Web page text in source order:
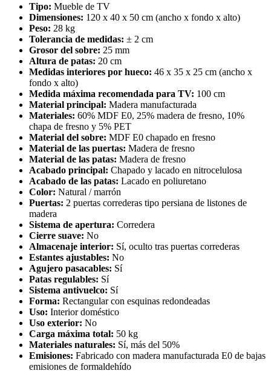
Tipo: Mueble de TV
Dimensiones: 120 x 40 x 50 cm (ancho x fondo x alto)
Peso: 28 kg
Tolerancia de medidas: ± 2 cm
Grosor del sobre: 25 mm
Altura de patas: 20 cm
Medidas interiores por hueco: 46 x 35 x 25 cm (ancho x
fondo x alto)
Medida máxima recomendada para TV: 100 cm
Material principal: Madera manufacturada
Materiales: 60% MDF E0, 25% madera de fresno, 10%
chapa de fresno y 5% PET
Material del sobre: MDF E0 chapado en fresno
Material de las puertas: Madera de fresno
Material de las patas: Madera de fresno
Acabado principal: Chapado y lacado en nitrocelulosa
Acabado de las patas: Lacado en poliuretano
Color: Natural / marrón
Puertas: 2 puertas correderas tipo persiana de listones de
madera
Sistema de apertura: Corredera
Cierre suave: No
Almacenaje interior: Sí, oculto tras puertas correderas
Estantes ajustables: No
Agujero pasacables: Sí
Patas regulables: Sí
Sistema antivuelco: Sí
Forma: Rectangular con esquinas redondeadas
Uso: Interior doméstico
Uso exterior: No
Carga máxima total: 50 kg
Materiales naturales: Sí, más del 50%
Emisiones: Fabricado con madera manufacturada E0 de bajas
emisiones de formaldehído